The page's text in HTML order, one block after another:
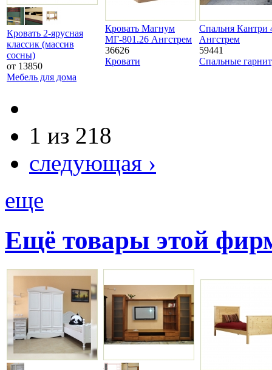
Кровать 2-ярусная
классик (массив
сосны)
от 13850
Мебель для дома
Кровать Магнум
МГ-801.26 Ангстрем
36626
Кровати
Спальня Кантри
Ангстрем
59441
Спальные
1 из 218
следующая ›
еще
Ещё товары этой